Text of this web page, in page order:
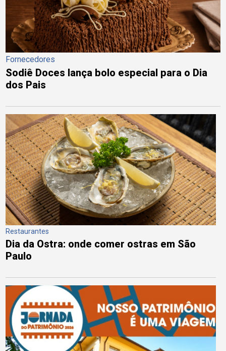
Fornecedores
Sodiê Doces lança bolo especial para o Dia
dos Pais
Restaurantes
Dia da Ostra: onde comer ostras em São
Paulo